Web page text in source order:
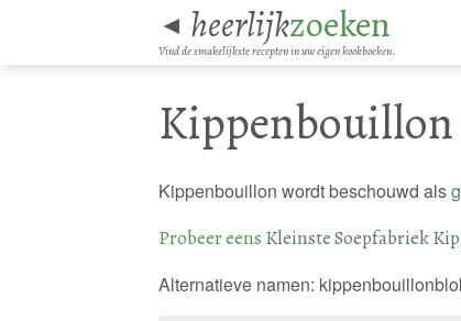
◄ heerlijkzoeken
Vind de smakelijkste recepten in uw eigen kookboeken.
Kippenbouillon
Kippenbouillon wordt beschouwd als
Probeer eens Kleinste Soepfabriek
Alternatieve namen: